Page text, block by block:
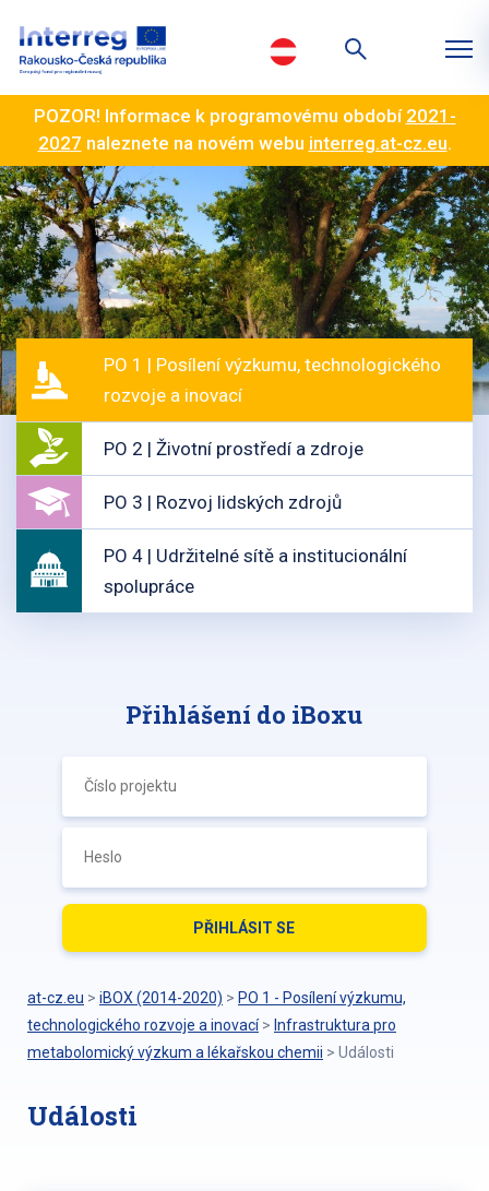
POZOR! Informace k programovému období 2021-
2027 naleznete na novém webu interreg.at-cz.eu.
PO 1 | Posílení výzkumu, technologického
rozvoje a inovací
PO 2 | Životní prostředí a zdroje
PO 3 | Rozvoj lidských zdrojů
PO 4 | Udržitelné sítě a institucionální
spolupráce
Přihlášení do iBoxu
at-cz.eu > iBOX (2014-2020) > PO 1 - Posílení výzkumu,
technologického rozvoje a inovací > Infrastruktura pro
metabolomický výzkum a lékařskou chemii > Události
Události